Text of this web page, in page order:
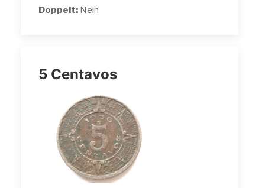
Doppelt: Nein
5 Centavos